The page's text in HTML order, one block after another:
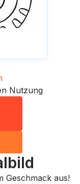
Nutzung
Geschmack aus!